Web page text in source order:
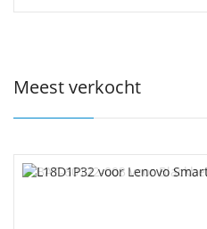
Meest verkocht